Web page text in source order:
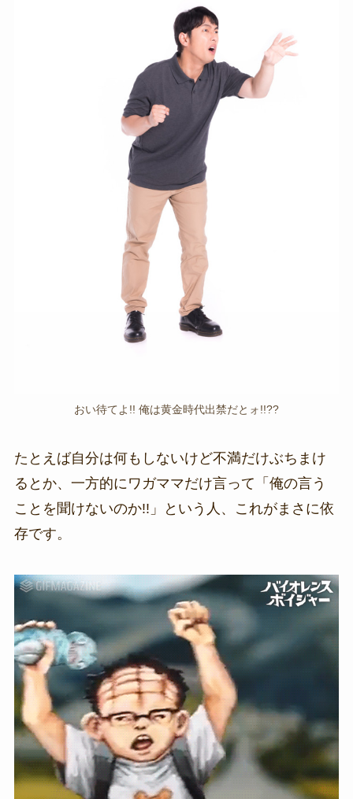
おい待てよ!! 俺は黄金時代出禁だとォ!!??
たとえば自分は何もしないけど不満だけぶちまけ
るとか、一方的にワガママだけ言って「俺の言う
ことを聞けないのか!!」という人、これがまさに依
存です。